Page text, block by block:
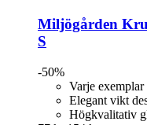
Miljögården
S
-50%
Varje
Elegant vikt
Högkvalitativ